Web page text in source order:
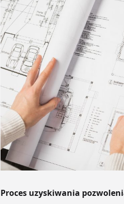
Proces uzyskiwania